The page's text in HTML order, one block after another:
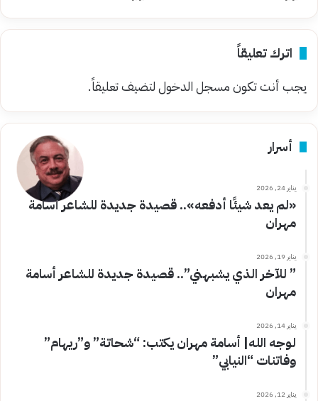
اترك تعليقاً
يجب أنت تكونمسجل الدخوللتضيف تعليقاً.
أسرار
يناير 24, 2026
«لم يعد شيئًا أدفعه».. قصيدة جديدة للشاعر أسامة
مهران
يناير 19, 2026
” للآخر الذي يشبهني”.. قصيدة جديدة للشاعر أسامة
مهران
يناير 14, 2026
لوجه الله| أسامة مهران يكتب: “شحاتة” و”ريهام”
وفاتنات “النيابي”
يناير 12, 2026